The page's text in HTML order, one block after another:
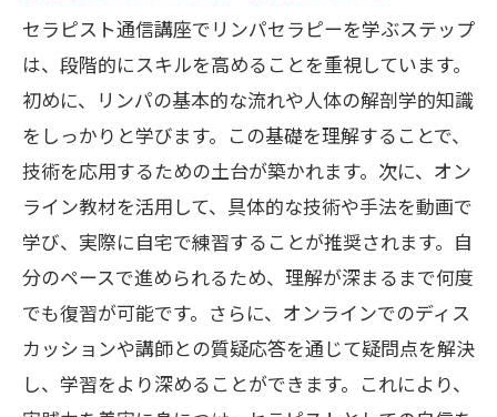
セラピスト通信講座でリンパセラピーを学ぶステップ
は、段階的にスキルを高めることを重視しています。
初めに、リンパの基本的な流れや人体の解剖学的知識
をしっかりと学びます。この基礎を理解することで、
技術を応用するための土台が築かれます。次に、オン
ライン教材を活用して、具体的な技術や手法を動画で
学び、実際に自宅で練習することが推奨されます。自
分のペースで進められるため、理解が深まるまで何度
でも復習が可能です。さらに、オンラインでのディス
カッションや講師との質疑応答を通じて疑問点を解決
し、学習をより深めることができます。これにより、